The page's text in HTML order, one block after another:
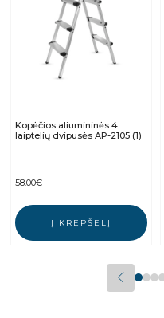
Kopėčios aliumininės 4
laiptelių dvipusės AP-2105 (1)
58.00€
Į KREPŠELĮ